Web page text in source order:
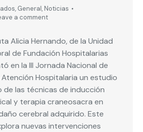
, General, Noticias
a comment
Alicia Hernando, de la Unidad
de Fundación Hospitalarias
en la III Jornada Nacional de
Hospitalaria un estudio
de las técnicas de inducción
y terapia craneosacra en
cerebral adquirido. Este
nuevas intervenciones